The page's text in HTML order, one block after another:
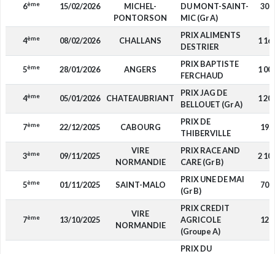
6ème 15/02/2026
MICHEL-
PONTORSON
DU MONT-SAINT-
MIC (Gr A)
300
4ème 08/02/2026 CHALLANS
PRIX ALIMENTS
DESTRIER
1
5ème 28/01/2026 ANGERS
PRIX BAPTISTE
FERCHAUD
1
4ème 05/01/2026 CHATEAUBRIANT
PRIX JAG DE
BELLOUET (Gr A)
1
7ème 22/12/2025 CABOURG
PRIX DE
THIBERVILLE
195
3ème 09/11/2025
VIRE
NORMANDIE
PRIX RACE AND
CARE (Gr B)
2
5ème 01/11/2025 SAINT-MALO
PRIX UNE DE MAI
(Gr B)
700
7ème 13/10/2025
VIRE
NORMANDIE
PRIX CREDIT
AGRICOLE
(Groupe A)
120
PRIX DU